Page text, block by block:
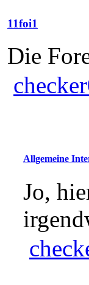
11foi1
Die
Allgemeine
Jo,